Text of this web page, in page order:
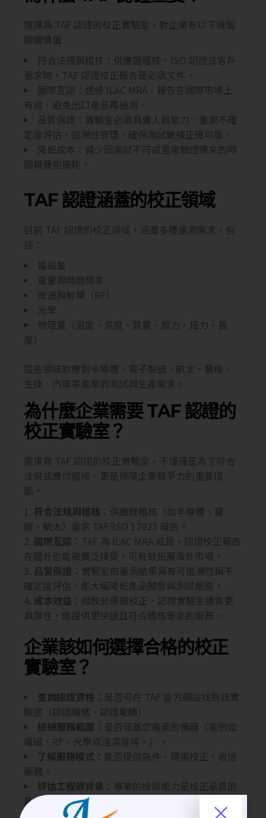
選擇具 TAF 認證的校正實驗室，對企業有以下幾個
關鍵價值：
符合法規與稽核：供應鏈稽核、ISO 認證或客戶
要求時，TAF 認證校正報告是必須文件。
國際互認：透過 ILAC MRA，報告在國際市場上
有效，避免出口產品再檢測。
品質保證：實驗室必須具備人員能力、量測不確
定度評估、追溯性管理，確保測試數據正確可靠。
降低成本：減少因測試不符或重複驗證帶來的時
間與費用損耗。
TAF 認證涵蓋的校正領域
目前 TAF 認證的校正領域，涵蓋多種量測需求，包
括：
電磁量
電量與時間頻率
微波與射頻（RF）
光學
物理量（溫度、濕度、質量、壓力、扭力、長
度）
這些領域對應到半導體、電子製造、航太、醫療、
生技、汽車等產業的測試與生產需求。
為什麼企業需要 TAF 認證的
校正實驗室？
選擇有 TAF 認證的校正實驗室，不僅僅是為了符合
法規或應付稽核，更是保障企業競爭力的重要環
節。
符合法規與稽核 ：供應鏈稽核（如半導體、醫
療、航太）要求 TAF/ISO 17025 報告。
國際互認 ：TAF 為 ILAC MRA 成員，認證校正報告
在國外也能被廣泛接受，可有效拓展海外市場。
品質保證 ：實驗室的量測結果具有可追溯性與不
確定度評估，能大幅降低產品開發與測試風險。
成本效益 ：相較於原廠校正，認證實驗室通常更
具彈性，能提供更快速且符合稽核要求的服務。
企業該如何選擇合格的校正
實驗室？
查詢認證資格 ：是否可在 TAF 官方網站找到該實
驗室（認證編號、認證範疇）。
檢視服務範圍 ：是否涵蓋您需要的儀器（電例如
電磁、RF、光學或溫濕度等。）。
了解服務模式 ：能否提供急件、現場校正、收送
服務。
評估工程師背景 ：專業的技術能力是校正品質的
基石。